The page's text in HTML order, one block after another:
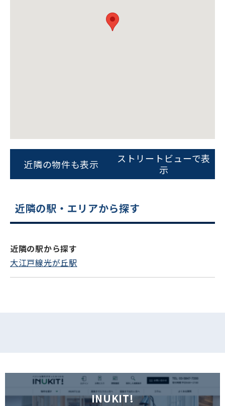
をお伝えいただくと
スムーズにご案内できます
0120-620-213
電話でお問い合わせ
近隣の物件も表示
ストリートビューで表
示
近隣の駅・エリアから探す
近隣の駅から探す
大江戸線光が丘駅
INUKIT!